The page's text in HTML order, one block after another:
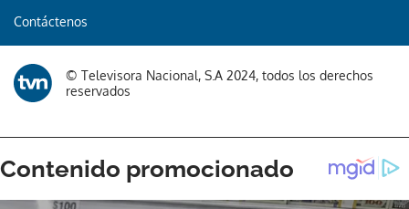
Contáctenos
© Televisora Nacional, S.A 2024, todos los derechos
reservados